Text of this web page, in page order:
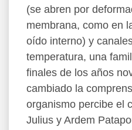
(se abren por
membrana, como en
oído interno) y
temperatura, una
finales de los años
cambiado la
organismo percibe el
Julius y Ardem